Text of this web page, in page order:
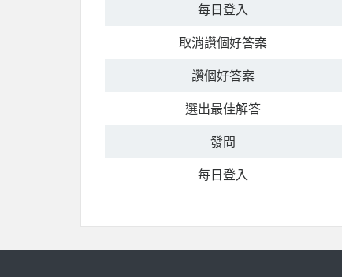
每日登入
取消讚個好答案
讚個好答案
選出最佳解答
發問
每日登入